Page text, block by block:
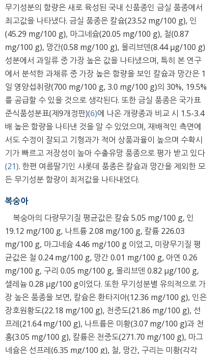
무기성분의 함량은 새로 육성된 국내 신품종인 금실 품종에서
최고값을 나타냈다. 금실 품종은 칼슘(23.52 mg/100 g), 인
(45.29 mg/100 g), 마그네슘(20.05 mg/100 g), 철(0.87
mg/100 g), 망간(0.58 mg/100 g), 몰리브덴(8.44 μg/100 g)
성분에서 과일류 중 가장 높은 값을 나타냈으며, 특히 본 연구
에서 분석한 과채류 중 가장 높은 함량을 보인 칼슘과 망간은 1
일 영양섭취량(700 mg/100 g, 3.0 mg/100 g)의 30%, 19.5%
를 공급할 수 있을 것으로 생각된다. 또한 금실 품종은 국가표
준식품성분표(제9개정판)(6)에 나온 개량종과 비교 시 1.5-3.4
배 높은 함량을 나타낸 것을 알 수 있었으며, 재배적인 측면에
서도 수정이 잘되고 기형과가 적어 상품과율이 높으며 수확시
기가 빠르고 저장성이 높아 수출유망 품종으로 평가 받고 있다
(21). 한편 여름딸기인 샤롯데 품종은 칼슘과 망간을 제외한 모
든 무기성분 함량이 최저값을 나타내었다.
복숭아
복숭아의 다량무기질 평균값은 칼슘 5.05 mg/100 g, 인
19.12 mg/100 g, 나트륨 2.08 mg/100 g, 칼륨 226.03
mg/100 g, 마그네슘 4.46 mg/100 g 이었고, 미량무기질 평
균값은 철 0.24 mg/100 g, 망간 0.01 mg/100 g, 아연 0.26
mg/100 g, 구리 0.05 mg/100 g, 몰리브덴 0.82 μg/100 g,
셀레늄 0.28 μg/100 g이었다. 또한 무기성분별 유의적으로 가
장 높은 품종을 보면, 칼슘은 환타지아(12.36 mg/100 g), 인은
장호원황도(22.18 mg/100 g), 천중도(21.86 mg/100 g), 선
프레(21.64 mg/100 g), 나트륨은 미황(3.07 mg/100 g)과 천
홍(3.05 mg/100 g), 칼륨은 천중도(271.70 mg/100 g), 마그
네슘은 선프레(6.35 mg/100 g), 철, 망간, 구리는 미황(각각